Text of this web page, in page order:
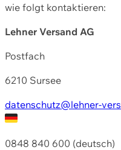
wie folgt kontaktieren:
Lehner Versand AG
Postfach
6210 Sursee
datenschutz@lehner-
0848 840 600 (deutsch)